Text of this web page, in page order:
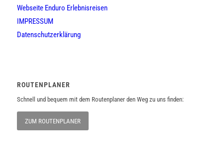
Webseite Enduro Erlebnisreisen
IMPRESSUM
Datenschutzerklärung
ROUTENPLANER
Schnell und bequem mit dem Routenplaner den Weg zu uns finden:
ZUM ROUTENPLANER